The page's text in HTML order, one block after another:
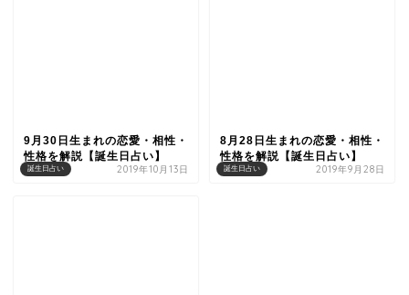
誕生日占い
9月30日生まれの恋愛・相性・
性格を解説【誕生日占い】
2019年10月13日 誕生日占い
8月28日生まれの恋愛・相性・
性格を解説【誕生日占い】
2019年9月28日